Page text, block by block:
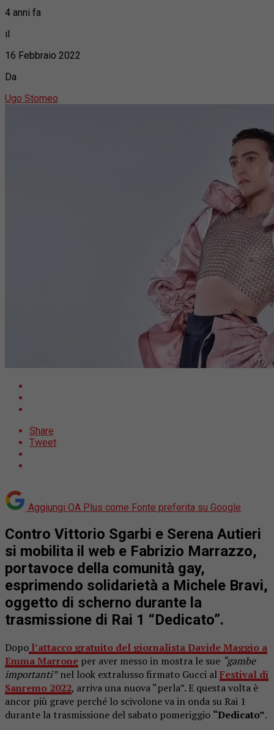
4 anni fa
il
16 Febbraio 2022
Da
Ugo Stomeo
Share
Tweet
Aggiungi OA Plus come Fonte preferita su Google
Contro Vittorio Sgarbi e Serena Autieri
si mobilita il web e Fabrizio Marrazzo,
portavoce della comunità gay,
esprimendo solidarietà a Michele Bravi,
oggetto di scherno durante la
trasmissione di Rai 1 “Dedicato”.
Dopo l’attacco gratuito del giornalista Davide Maggio a
Emma Marrone per aver messo in mostra le sue “gambe
importanti”nel look extralusso firmato Gucci alFestival di
Sanremo 2022, arriva una nuova “perla”. E questa volta è
ancor più grave perché lo scivolone va in onda su Rai 1
durante la trasmissione del sabato pomeriggio “Dedicato”.